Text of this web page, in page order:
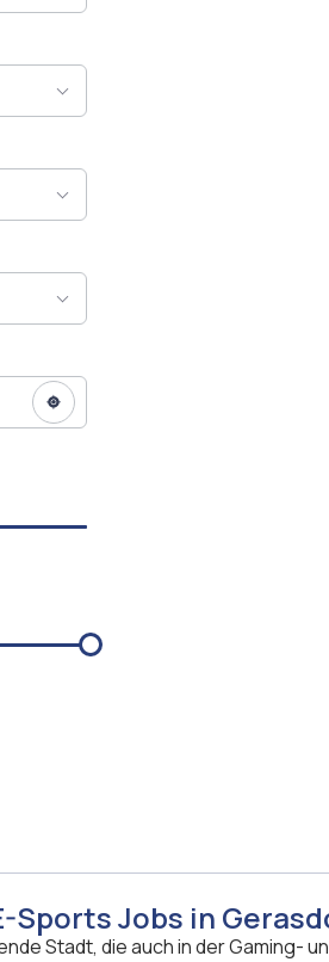
Sports Jobs in
Stadt, die auch in der Gaming-